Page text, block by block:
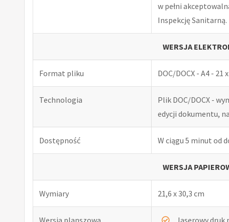
w pełni
Inspekcję Sanitarną.
WERSJA
Format pliku DOC/DOCX - A4 - 21
Technologia
Plik DOC/DOCX -
edycji dokumentu,
Dostępność W ciągu 5 minut od
WERSJA
Wymiary 21,6 x 30,3 cm
Wersja planszowa laserowy druk